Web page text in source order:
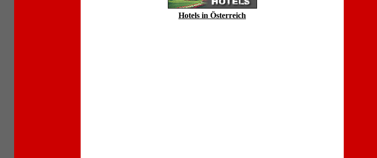
Hotels in Österreich